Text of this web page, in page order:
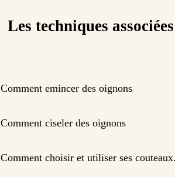
Les techniques associées
Comment emincer des oignons
Comment ciseler des oignons
Comment choisir et utiliser ses